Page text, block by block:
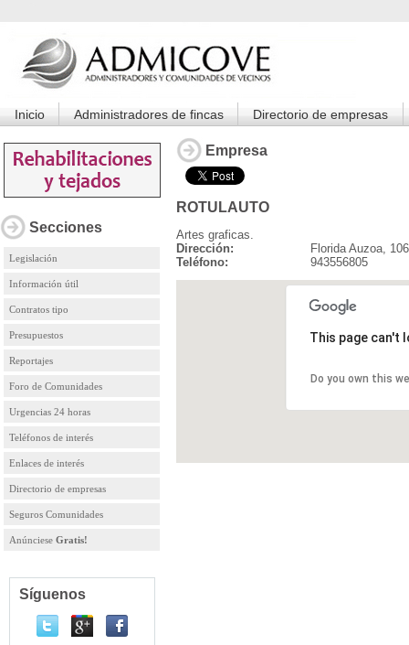
Inicio Administradores de fincas Directorio de empresas
Secciones
Legislación
Información útil
Contratos tipo
Presupuestos
Reportajes
Foro de Comunidades
Urgencias 24 horas
Teléfonos de interés
Enlaces de interés
Directorio de empresas
Seguros Comunidades
Anúnciese Gratis!
Síguenos
Empresa
ROTULAUTO
Artes graficas.
Dirección:
Florida Auzoa,
Teléfono:
943556805
This page can't
Do you own this